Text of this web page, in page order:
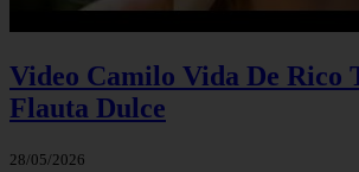
Video Camilo Vida De Rico
Flauta Dulce
28/05/2026